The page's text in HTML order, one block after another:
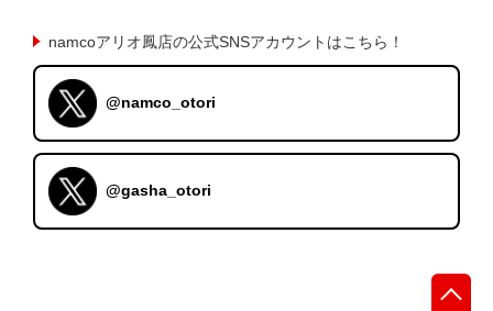
namcoアリオ鳳店の公式SNSアカウントはこちら！
@namco_otori
@gasha_otori